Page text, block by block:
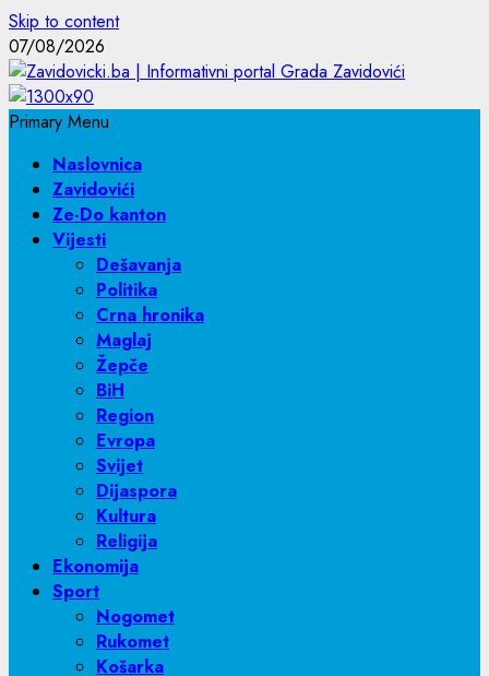
Skip to content
07/08/2026
Primary Menu
Naslovnica
Zavidovići
Ze-Do kanton
Vijesti
Dešavanja
Politika
Crna hronika
Maglaj
Žepče
BiH
Region
Evropa
Svijet
Dijaspora
Kultura
Religija
Ekonomija
Sport
Nogomet
Rukomet
Košarka